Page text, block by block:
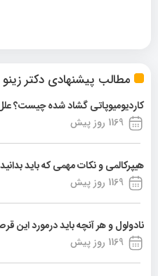
مطالب پیشنهادی دکتر زینو
کاردیومیوپاتی گشاد شده چیست؟
1169 روز پیش
هیپرکالمی و نکات مهمی که باید بدانید
1169 روز پیش
نادولول و هر آنچه باید درمورد این
1169 روز پیش